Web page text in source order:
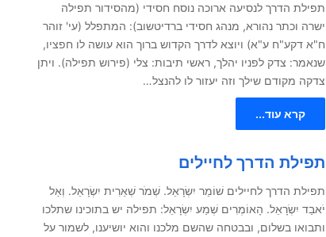
תפילת הדרך לנסיעה ארוכה נוסח חסידי (מהסידור תפילה
ישרה וכתר נהורא, מנהג חסידי ברדיטשוב): המתפלל (עי' זוהר
ח"א דקע"ח ע"א) ויוצא לדרך הקדוש ברוך הוא עושה לו חפציו,
שנאמר: צדק לפניו יהלך, ראשי תיבות: צלי (פירוש תפילה). ויתן
צדקה מקודם שילך וזה יעזור לו להנצל…
קרא עוד...
תפילת הדרך לחיילים
תפילת הדרך לחיילים שׁוֹמֵר יִשְׂרָאֵל. שְׁמֹר שְׁאֵרִית יִשְׂרָאֵל. וְאַל
יֹאבַד יִשְׂרָאֵל. הָאוֹמְרִים שְׁמַע יִשְׂרָאֵל: תפילה יש בתוכינו שתלכו
ותבואו בשלום, ובבטחה שהשם מלכנו והוא יושיענו, לשמור על